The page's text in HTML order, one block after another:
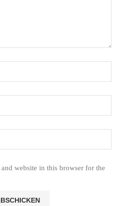
website in this browser for the